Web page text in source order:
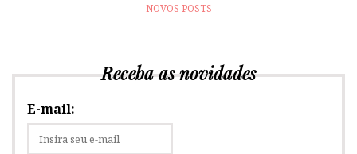
NOVOS POSTS
Receba as novidades
E-mail: